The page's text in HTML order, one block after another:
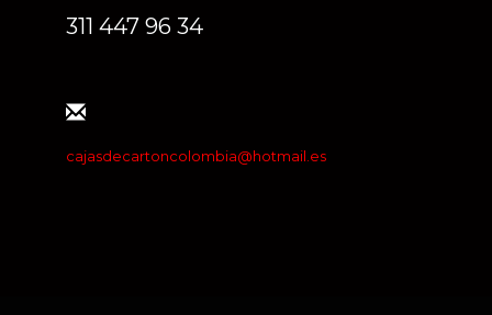
311 447 96 34
cajasdecartoncolombia@hotmail.es